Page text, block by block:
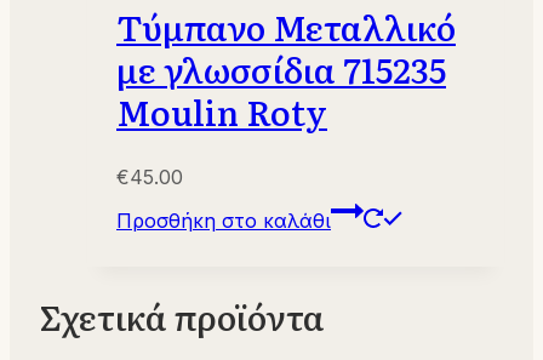
Τύμπανο Μεταλλικό
με γλωσσίδια 715235
Moulin Roty
€45.00
Προσθήκη στο καλάθι
Σχετικά προϊόντα